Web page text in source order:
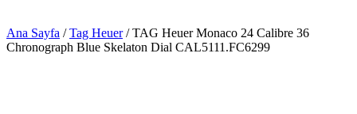
Ana Sayfa /Tag Heuer/ TAG Heuer Monaco 24 Calibre 36
Chronograph Blue Skelaton Dial CAL5111.FC6299